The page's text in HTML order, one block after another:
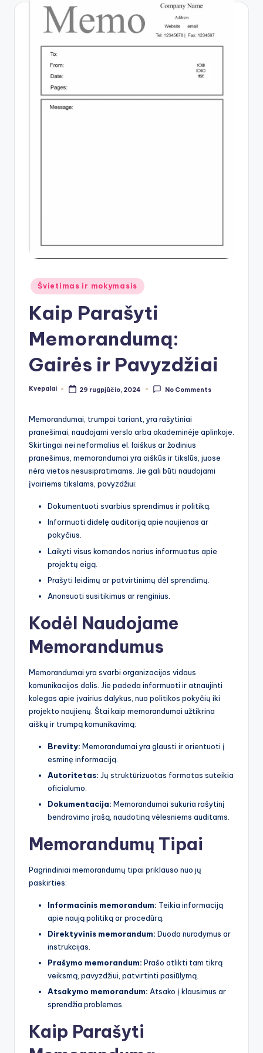
Posted
in
Švietimas ir mokymasis
Kaip Parašyti
Memorandumą:
Gairės ir Pavyzdžiai
Posted
Kvepalai 29 rugpjūčio, 2024 No Comments
Memorandumai, trumpai tariant, yra rašytiniai
pranešimai, naudojami verslo arba akademinėje aplinkoje.
Skirtingai nei neformalius el. laiškus ar žodinius
pranešimus, memorandumai yra aiškūs ir tikslūs, juose
nėra vietos nesusipratimams. Jie gali būti naudojami
įvairiems tikslams, pavyzdžiui:
Dokumentuoti svarbius sprendimus ir politiką.
Informuoti didelę auditoriją apie naujienas ar
pokyčius.
Laikyti visus komandos narius informuotus apie
projektų eigą.
Prašyti leidimų ar patvirtinimų dėl sprendimų.
Anonsuoti susitikimus ar renginius.
Kodėl Naudojame
Memorandumus
Memorandumai yra svarbi organizacijos vidaus
komunikacijos dalis. Jie padeda informuoti ir atnaujinti
kolegas apie įvairius dalykus, nuo politikos pokyčių iki
projekto naujienų. Štai kaip memorandumai užtikrina
aiškų ir trumpą komunikavimą:
Brevity: Memorandumai yra glausti ir orientuoti į
esminę informaciją.
Autoritetas: Jų struktūrizuotas formatas suteikia
oficialumo.
Dokumentacija: Memorandumai sukuria rašytinį
bendravimo įrašą, naudotiną vėlesniems auditams.
Memorandumų Tipai
Pagrindiniai memorandumų tipai priklauso nuo jų
paskirties:
Informacinis memorandum: Teikia informaciją
apie naują politiką ar procedūrą.
Direktyvinis memorandum: Duoda nurodymus ar
instrukcijas.
Prašymo memorandum: Prašo atlikti tam tikrą
veiksmą, pavyzdžiui, patvirtinti pasiūlymą.
Atsakymo memorandum: Atsako į klausimus ar
sprendžia problemas.
Kaip Parašyti